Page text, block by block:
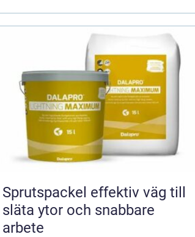
Sprutspackel effektiv väg till
släta ytor och snabbare
arbete